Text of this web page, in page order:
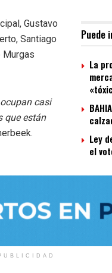
Puede
La
Ley
el
Gustavo
Santiago
Murgas
casi
que están